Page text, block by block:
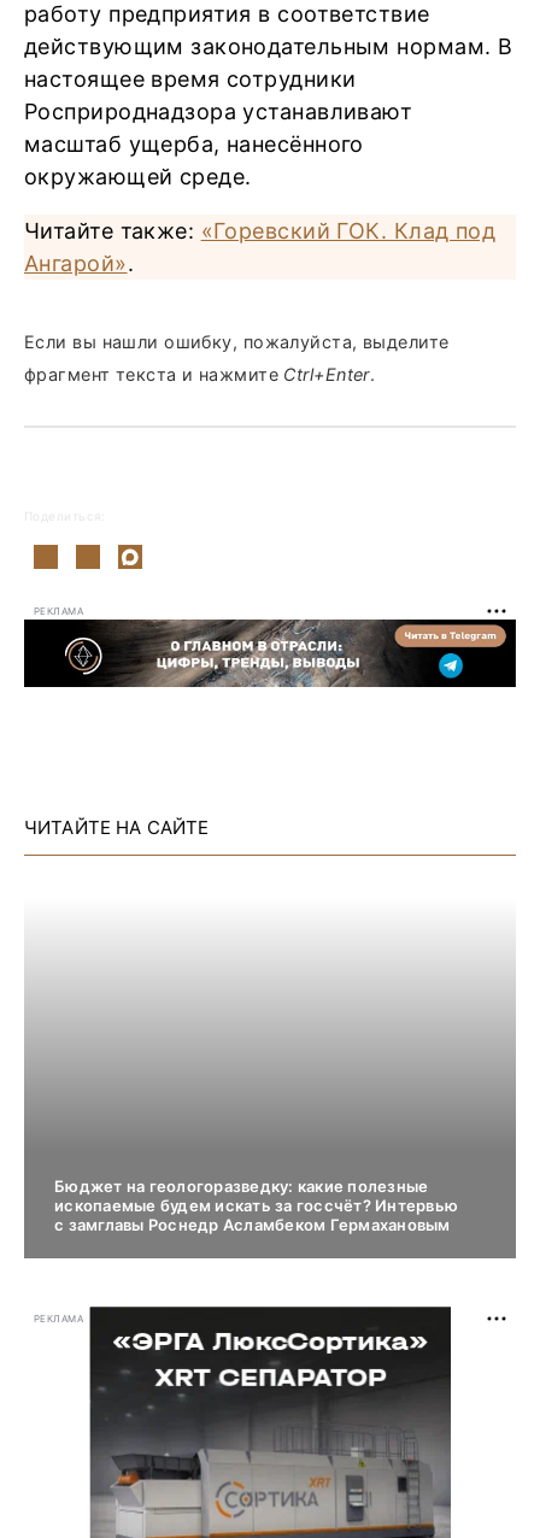
работу предприятия в соответствие
действующим законодательным нормам. В
настоящее время сотрудники
Росприроднадзора устанавливают
масштаб ущерба, нанесённого
окружающей среде.
Читайте также: «Горевский ГОК. Клад под
Ангарой».
Если вы нашли ошибку, пожалуйста, выделите
фрагмент текста и нажмите Ctrl+Enter.
Поделиться:
РЕКЛАМА
ЧИТАЙТЕ НА САЙТЕ
Бюджет на геологоразведку: какие полезные
ископаемые будем искать за госсчёт? Интервью
с замглавы Роснедр Асламбеком Гермахановым
РЕКЛАМА